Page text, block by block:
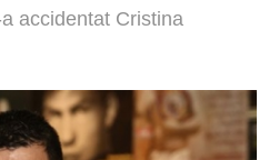
accidentat Cristina